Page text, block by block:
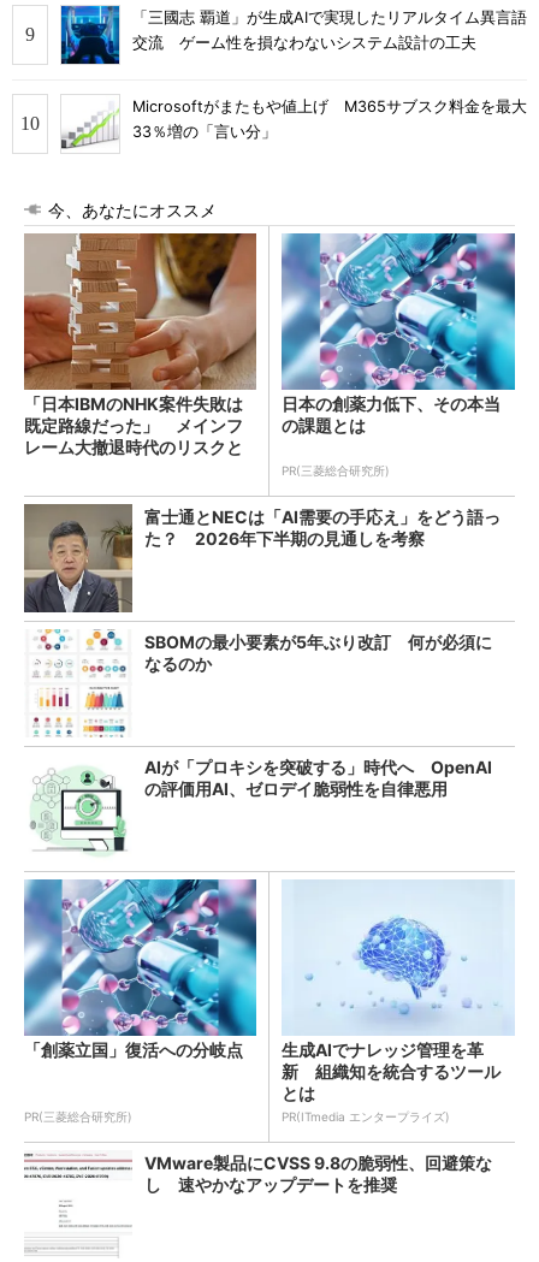
「三國志 覇道」が生成AIで実現したリアルタイム異言語
交流 ゲーム性を損なわないシステム設計の工夫
Microsoftがまたもや値上げ M365サブスク料金を最大
33％増の「言い分」
今、あなたにオススメ
「日本IBMのNHK案件失敗は
既定路線だった」 メインフ
レーム大撤退時代のリスクと
日本の創薬力低下、その本当
の課題とは
PR(三菱総合研究所)
富士通とNECは「AI需要の手応え」をどう語っ
た？ 2026年下半期の見通しを考察
SBOMの最小要素が5年ぶり改訂 何が必須に
なるのか
AIが「プロキシを突破する」時代へ OpenAI
の評価用AI、ゼロデイ脆弱性を自律悪用
「創薬立国」復活への分岐点
PR(三菱総合研究所)
生成AIでナレッジ管理を革
新 組織知を統合するツール
とは
PR(ITmedia エンタープライズ)
VMware製品にCVSS 9.8の脆弱性、回避策な
し 速やかなアップデートを推奨